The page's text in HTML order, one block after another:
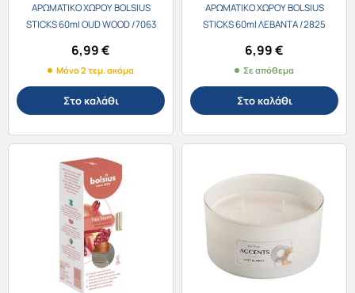
ΑΡΩΜΑΤΙΚΟ ΧΩΡΟΥ BOLSIUS
STICKS 60ml OUD WOOD /7063
6,99€
Μόνο 2 τεμ. ακόμα
Στο καλάθι
ΑΡΩΜΑΤΙΚΟ ΧΩΡΟΥ BOLSIUS
STICKS 60ml ΛΕΒΑΝΤΑ /2825
6,99€
Σε απόθεμα
Στο καλάθι